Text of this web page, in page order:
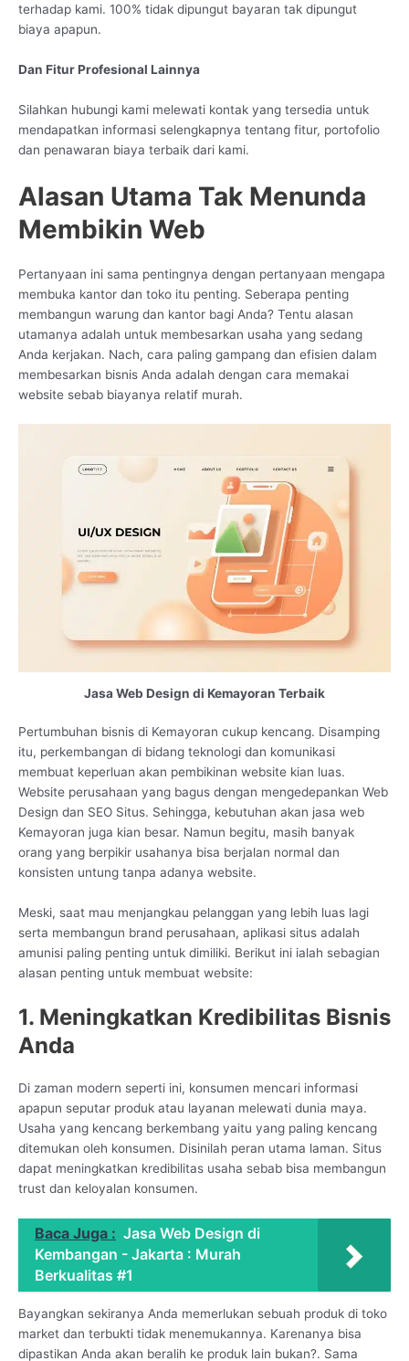
terhadap kami. 100% tidak dipungut bayaran tak dipungut
biaya apapun.
Dan Fitur Profesional Lainnya
Silahkan hubungi kami melewati kontak yang tersedia untuk
mendapatkan informasi selengkapnya tentang fitur, portofolio
dan penawaran biaya terbaik dari kami.
Alasan Utama Tak Menunda
Membikin Web
Pertanyaan ini sama pentingnya dengan pertanyaan mengapa
membuka kantor dan toko itu penting. Seberapa penting
membangun warung dan kantor bagi Anda? Tentu alasan
utamanya adalah untuk membesarkan usaha yang sedang
Anda kerjakan. Nach, cara paling gampang dan efisien dalam
membesarkan bisnis Anda adalah dengan cara memakai
website sebab biayanya relatif murah.
Jasa Web Design di Kemayoran Terbaik
Pertumbuhan bisnis di Kemayoran cukup kencang. Disamping
itu, perkembangan di bidang teknologi dan komunikasi
membuat keperluan akan pembikinan website kian luas.
Website perusahaan yang bagus dengan mengedepankan Web
Design dan SEO Situs. Sehingga, kebutuhan akan jasa web
Kemayoran juga kian besar. Namun begitu, masih banyak
orang yang berpikir usahanya bisa berjalan normal dan
konsisten untung tanpa adanya website.
Meski, saat mau menjangkau pelanggan yang lebih luas lagi
serta membangun brand perusahaan, aplikasi situs adalah
amunisi paling penting untuk dimiliki. Berikut ini ialah sebagian
alasan penting untuk membuat website:
1. Meningkatkan Kredibilitas Bisnis
Anda
Di zaman modern seperti ini, konsumen mencari informasi
apapun seputar produk atau layanan melewati dunia maya.
Usaha yang kencang berkembang yaitu yang paling kencang
ditemukan oleh konsumen. Disinilah peran utama laman. Situs
dapat meningkatkan kredibilitas usaha sebab bisa membangun
trust dan keloyalan konsumen.
Baca Juga : Jasa Web Design di
Kembangan - Jakarta : Murah
Berkualitas #1
Bayangkan sekiranya Anda memerlukan sebuah produk di toko
market dan terbukti tidak menemukannya. Karenanya bisa
dipastikan Anda akan beralih ke produk lain bukan?. Sama